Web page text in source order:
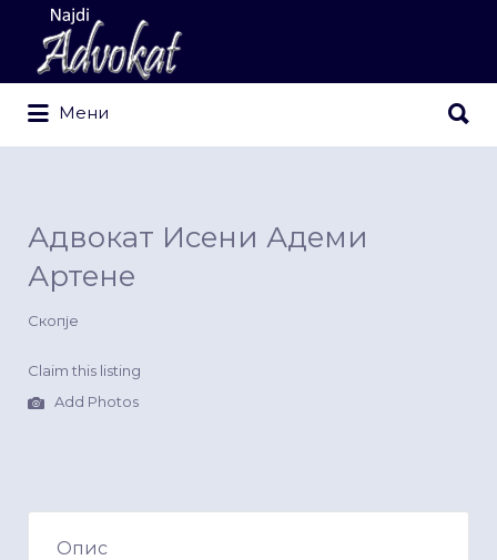
Search
for:
Мени
for:
Адвокат Исени Адеми
Артене
Скопје
Claim this listing
Add Photos
Опис